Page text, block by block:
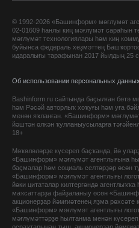
© 1992-2026 «Башинформ» мәғлүмәт
02-01609 һанлы киң мәғлүмәт сараһын
мәғлүмәт технологиялары һәм киң
буйынса федераль хеҙмәттең
идаралығы тарафынан 2017 йылдың 25
Об использовании персональных данных
Bashinform.ru сайтында баҫылған бөтә
һәм Рәсәй авторлыҡ хоҡуғы һәм уға
менән яҡланған. «Башинформ»
йәштән өлкән ҡулланыусыларға
18+
Мәҡәләләрҙе күсереп баҫҡанда, йә
«Башинформ» мәғлүмәт агентлығына
баҫмалар һәм социаль селтәрҙәр өсөн
«Башинформ» мәғлүмәт агентлығы
йәки цитаталар килтергәндә
маҡсаттарҙа файҙаланыу өсөн
акционерҙар йәмғиәтенең яҙма рөхсәте
«Башинформ» мәғлүмәт агентлығы
мәғлүмәттәрҙе һылтанма менән